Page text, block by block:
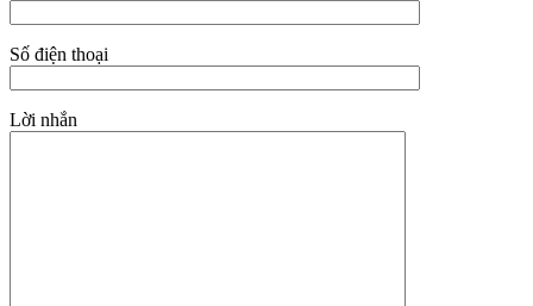
Số điện thoại
Lời nhắn